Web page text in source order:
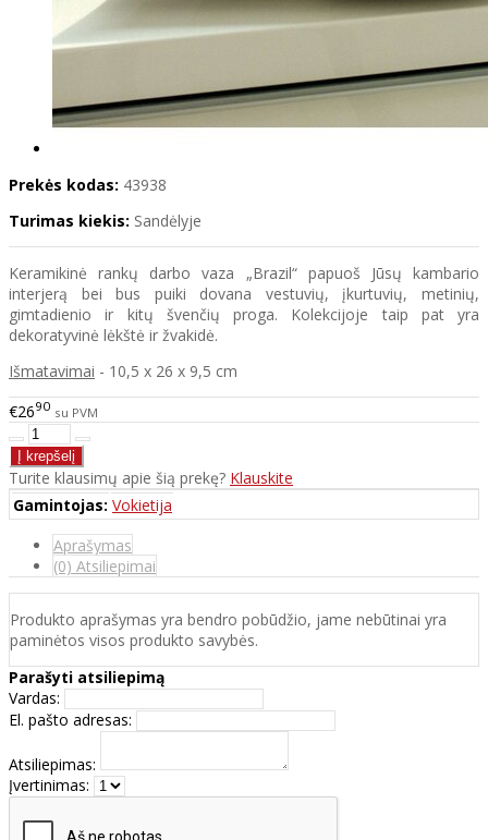
Prekės kodas: 43938
Turimas kiekis: Sandėlyje
Keramikinė rankų darbo vaza „Brazil“ papuoš Jūsų kambario
interjerą bei bus puiki dovana vestuvių, įkurtuvių, metinių,
gimtadienio ir kitų švenčių proga. Kolekcijoje taip pat yra
dekoratyvinė lėkštė ir žvakidė.
Išmatavimai - 10,5 x 26 x 9,5 cm
€2690 su PVM
Turite klausimų apie šią prekę? Klauskite
Gamintojas: Vokietija
Aprašymas
(0) Atsiliepimai
Produkto aprašymas yra bendro pobūdžio, jame nebūtinai yra
paminėtos visos produkto savybės.
Parašyti atsiliepimą
Vardas:
El. pašto adresas:
Atsiliepimas:
Įvertinimas: